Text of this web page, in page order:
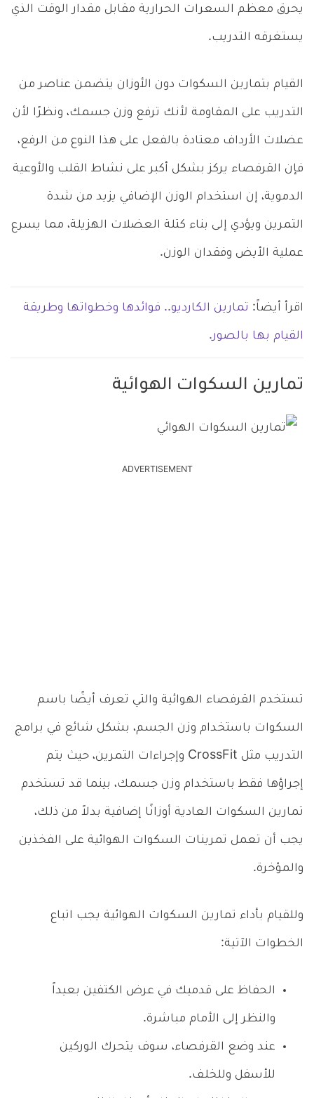
يحرق معظم السعرات الحرارية مقابل مقدار الوقت الذي
يستغرقه التدريب.
القيام بتمارين السكوات دون الأوزان يتضمن عناصر من
التدريب على المقاومة لأنك ترفع وزن جسمك، ونظرًا لأن
عضلات الأرداف معتادة بالفعل على هذا النوع من الرفع،
فإن القرفصاء يركز بشكل أكبر على نشاط القلب والأوعية
الدموية، إن استخدام الوزن الإضافي يزيد من شدة
التمرين ويؤدي إلى بناء كتلة العضلات الهزيلة، مما يسرع
عملية الأيض وفقدان الوزن.
اقرأ أيضاً: تمارين الكارديو.. فوائدها وخطواتها وطريقة
القيام بها بالصور.
تمارين السكوات الهوائية
ADVERTISEMENT
تستخدم القرفصاء الهوائية والتي تعرف أيضًا باسم
السكوات باستخدام وزن الجسم، بشكل شائع في برامج
التدريب مثل CrossFit وإجراءات التمرين، حيث يتم
إجراؤها فقط باستخدام وزن جسمك، بينما قد تستخدم
تمارين السكوات العادية أوزانًا إضافية بدلاً من ذلك،
يجب أن تعمل تمرينات السكوات الهوائية على الفخذين
والمؤخرة.
وللقيام بأداء تمارين السكوات الهوائية يجب اتباع
الخطوات الآتية:
الحفاظ على قدميك في عرض الكتفين بعيداً
والنظر إلى الأمام مباشرة.
عند وضع القرفصاء، سوف يتحرك الوركين
للأسفل وللخلف.